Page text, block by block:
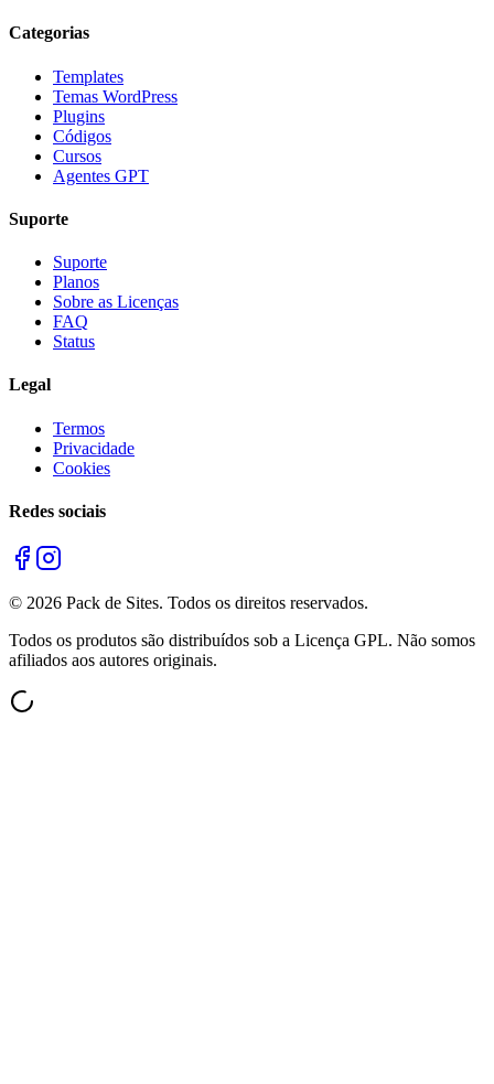
Categorias
Templates
Temas WordPress
Plugins
Códigos
Cursos
Agentes GPT
Suporte
Suporte
Planos
Sobre as Licenças
FAQ
Status
Legal
Termos
Privacidade
Cookies
Redes sociais
© 2026 Pack de Sites. Todos os direitos reservados.
Todos os produtos são distribuídos sob a Licença GPL. Não somos
afiliados aos autores originais.